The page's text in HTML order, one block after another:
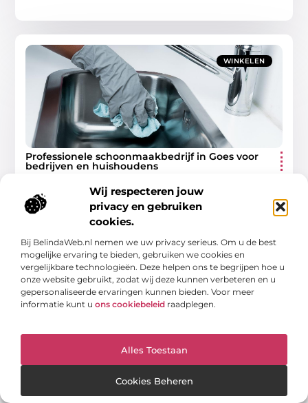
Wij respecteren jouw
privacy en gebruiken
cookies.
Bij BelindaWeb.nl nemen we uw privacy serieus. Om u de best
mogelijke ervaring te bieden, gebruiken we cookies en
vergelijkbare technologieën. Deze helpen ons te begrijpen hoe u
onze website gebruikt, zodat wij deze kunnen verbeteren en u
gepersonaliseerde ervaringen kunnen bieden. Voor meer
informatie kunt u ons cookiebeleid raadplegen.
Alles Toestaan
Cookies Beheren
WINKELEN
Professionele schoonmaakbedrijf in Goes voor
bedrijven en huishoudens
schoonmaakdiensten in Goes! In dit artikel onderzoeken
we waarom het inhuren van een schoonmaakbedrijf in
Goes (lees het hier)
Winkelen